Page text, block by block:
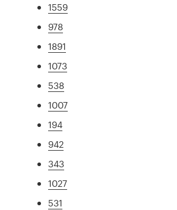
1559
978
1891
1073
538
1007
194
942
343
1027
531